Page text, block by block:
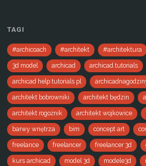
TAGI
#archicoach #architekt #architektura
3d model archicad archicad.tutorials
archicad help tutorials pl
architekt bobrowniki architekt będzin
architekt rogoźnik architekt wojkowice
barwy wnętrza bim concept art
freelance freelancer freelancer 3d
kurs archicad model 3d modele3d